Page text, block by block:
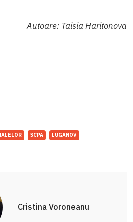
Autoare: Taisia Haritonova
SCPA LUGANOV
Cristina Voroneanu